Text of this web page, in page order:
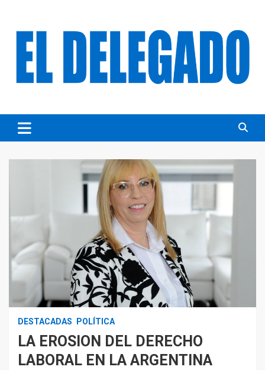
content
DIARIO EL DELEGADO
DESTACADAS POLÍTICA
LA EROSION DEL DERECHO
LABORAL EN LA ARGENTINA